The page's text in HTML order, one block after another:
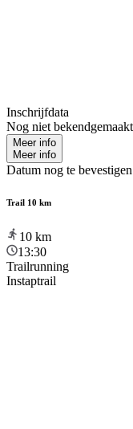
Inschrijfdata
Nog niet bekendgemaakt
Meer info
Meer info
Datum nog te bevestigen
Trail 10 km
10 km
13:30
Trailrunning
Instaptrail